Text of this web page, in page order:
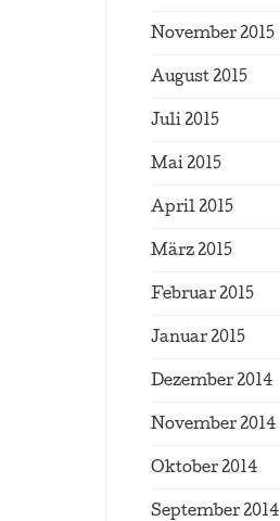
November 2015
August 2015
Juli 2015
Mai 2015
April 2015
März 2015
Februar 2015
Januar 2015
Dezember 2014
November 2014
Oktober 2014
September 2014